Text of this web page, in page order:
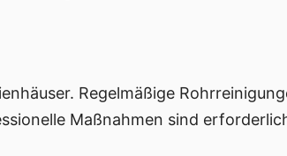
Regelmäßige
Maßnahmen sind